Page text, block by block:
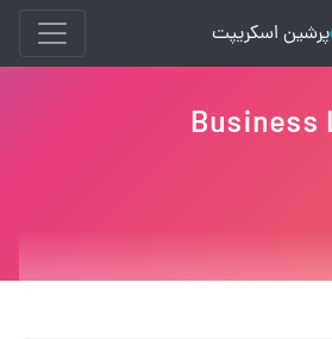
پرشین اسکریپت